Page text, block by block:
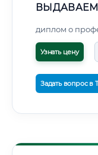
диплом о
Узнать цену
Задать вопрос в